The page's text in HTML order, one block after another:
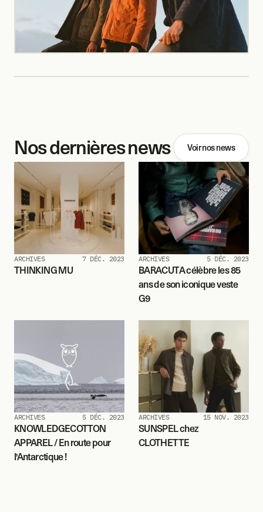
Nos dernières news Voir nos news
ARCHIVES 7 DÉC. 2023
THINKING MU
ARCHIVES 5 DÉC. 2023
BARACUTA célèbre les 85
ans de son iconique veste
G9
ARCHIVES 5 DÉC. 2023
KNOWLEDGECOTTON
APPAREL / En route pour
l'Antarctique !
ARCHIVES 15 NOV. 2023
SUNSPEL chez
CLOTHETTE